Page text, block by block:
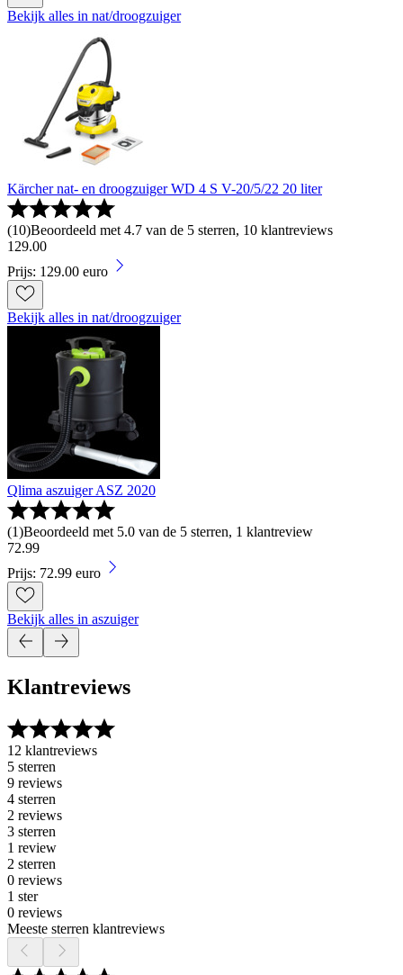
Bekijk alles in nat/droogzuiger
Kärcher nat- en droogzuiger WD 4 S V-20/5/22 20 liter
(10)Beoordeeld met 4.7 van de 5 sterren, 10 klantreviews
129.00
Prijs: 129.00 euro
Bekijk alles in nat/droogzuiger
Qlima aszuiger ASZ 2020
(1)Beoordeeld met 5.0 van de 5 sterren, 1 klantreview
72.99
Prijs: 72.99 euro
Bekijk alles in aszuiger
Klantreviews
12 klantreviews
5 sterren
9 reviews
4 sterren
2 reviews
3 sterren
1 review
2 sterren
0 reviews
1 ster
0 reviews
Meeste sterren klantreviews